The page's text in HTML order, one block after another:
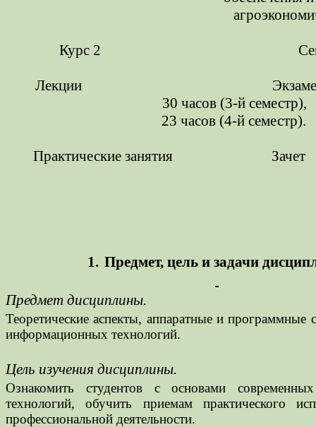
Курс 2
Лекции Экзамен 4
30 часов (3-й семестр),
23 часов (4-й семестр).
Практические занятия Зачет
1. Предмет, цель и задачи
Предмет дисциплины.
Теоретические аспекты, аппаратные и программные
информационных технологий.
Цель изучения дисциплины.
Ознакомить студентов с основами
технологий, обучить приемам практического
профессиональной деятельности.